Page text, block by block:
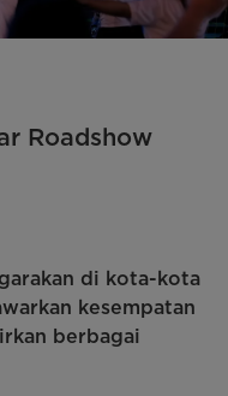
Roadshow
di kota-kota
kesempatan
berbagai